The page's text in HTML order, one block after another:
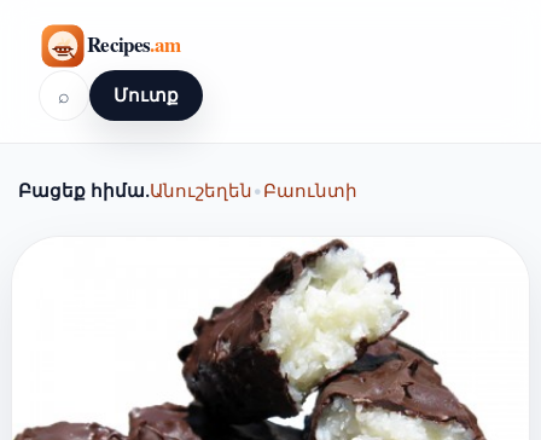
⌕ Մուտք
Բացեք հիմա.Անուշեղեն•Բաունտի